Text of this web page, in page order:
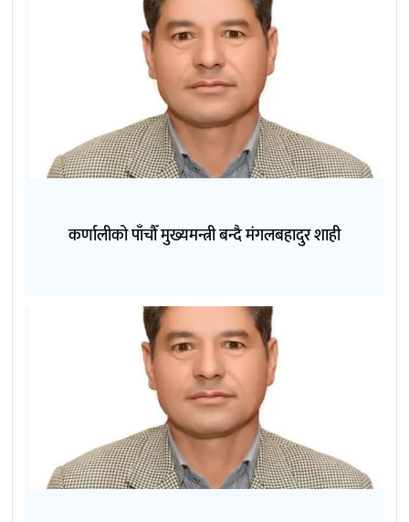
कर्णालीको पाँचौँ मुख्यमन्त्री बन्दै मंगलबहादुर शाही